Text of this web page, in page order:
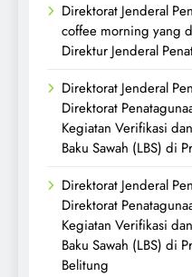
Direktorat Jenderal
coffee morning yang
Direktur Jenderal
Direktorat Jenderal
Direktorat
Kegiatan Verifikasi
Baku Sawah (LBS) di
Direktorat Jenderal
Direktorat
Kegiatan Verifikasi
Baku Sawah (LBS) di
Belitung